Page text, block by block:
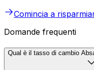
Comincia a
Domande frequenti
Qual è il tasso di cambio